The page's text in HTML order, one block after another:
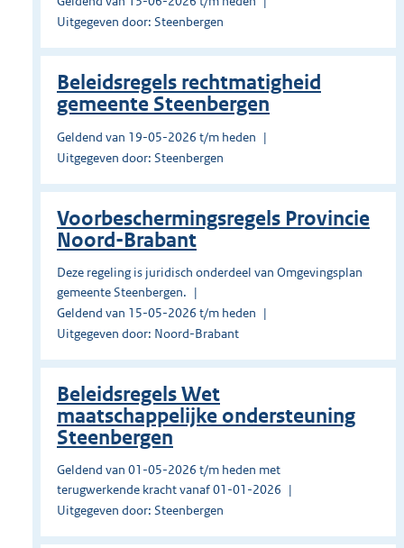
Uitgegeven door: Steenbergen
Beleidsregels rechtmatigheid
gemeente Steenbergen
Geldend van 19-05-2026 t/m heden
Uitgegeven door: Steenbergen
Voorbeschermingsregels Provincie
Noord-Brabant
Deze regeling is juridisch onderdeel van Omgevingsplan
gemeente Steenbergen.
Geldend van 15-05-2026 t/m heden
Uitgegeven door: Noord-Brabant
Beleidsregels Wet
maatschappelijke ondersteuning
Steenbergen
Geldend van 01-05-2026 t/m heden met
terugwerkende kracht vanaf 01-01-2026
Uitgegeven door: Steenbergen